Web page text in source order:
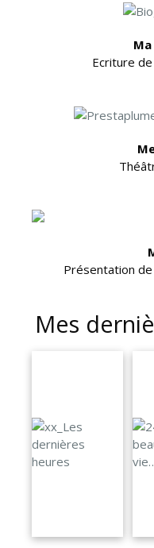
Ecriture
Présentation
Mes